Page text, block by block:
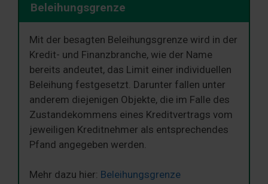
Beleihungsgrenze
Mit der besagten Beleihungsgrenze wird in der
Kredit- und Finanzbranche, wie der Name
bereits andeutet, das Limit einer individuellen
Beleihung festgesetzt. Darunter fallen unter
anderem diejenigen Objekte, die im Falle des
Zustandekommens eines Kreditvertrags vom
jeweiligen Kreditnehmer als entsprechendes
Pfand angegeben werden.
Mehr dazu hier: Beleihungsgrenze